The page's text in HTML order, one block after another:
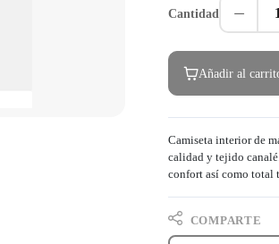
Cantidad 1
Añadir al
Camiseta interior de
calidad y tejido
confort así como total
COMPARTE